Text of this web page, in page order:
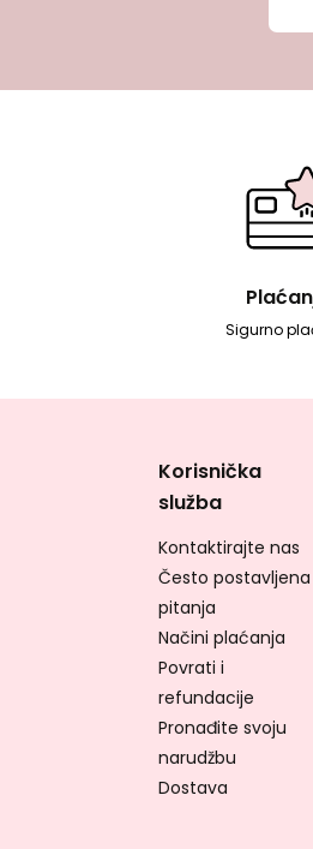
Sigurno
Korisnička
služba
Kontaktirajte nas
Često postavljena
pitanja
Načini plaćanja
Povrati i
refundacije
Pronađite svoju
narudžbu
Dostava